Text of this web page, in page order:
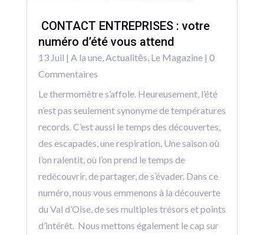
CONTACT ENTREPRISES : votre
numéro d’été vous attend
13 Juil | A la une, Actualitēs Le Magazine| 0
Commentaires
Le thermomètre s’affole. Heureusement, l’été
n’est pas seulement synonyme de températures
records. C’est aussi le temps des découvertes,
des escapades, une respiration. Une saison où
l’on ralentit, où l’on prend le temps de
redécouvrir, de partager, de s’évader. Dans ce
numéro, nous vous emmenons à la découverte
du Val d’Oise, de ses multiples trésors et points
d’intérêt. Nous mettons également le cap sur